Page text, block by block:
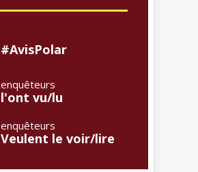
#AvisPolar
enquêteurs
l'ont vu/lu
enquêteurs
Veulent le voir/lire